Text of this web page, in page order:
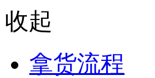
收起
拿货流程